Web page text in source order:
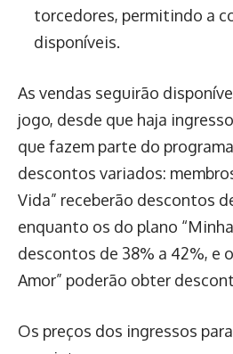
torcedores, permitindo a
disponíveis.
As vendas seguirão
jogo, desde que haja
que fazem parte do
descontos variados:
Vida” receberão descontos
enquanto os do plano
descontos de 38% a 42%, e
Amor” poderão obter
Os preços dos ingressos